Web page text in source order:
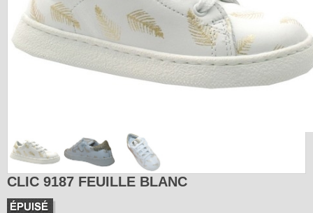
CLIC 9187 FEUILLE BLANC